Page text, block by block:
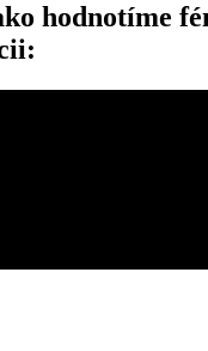
hodnotíme